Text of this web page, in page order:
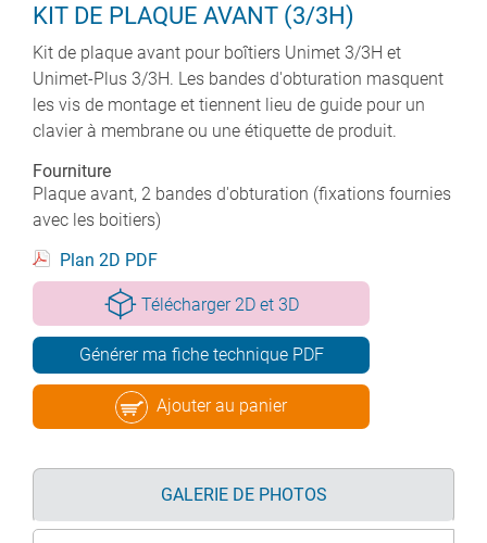
KIT DE PLAQUE AVANT (3/3H)
Kit de plaque avant pour boîtiers Unimet 3/3H et
Unimet-Plus 3/3H. Les bandes d'obturation masquent
les vis de montage et tiennent lieu de guide pour un
clavier à membrane ou une étiquette de produit.
Fourniture
Plaque avant, 2 bandes d'obturation (fixations fournies
avec les boitiers)
Plan 2D PDF
Télécharger 2D et 3D
Générer ma fiche technique PDF
Ajouter au panier
GALERIE DE PHOTOS